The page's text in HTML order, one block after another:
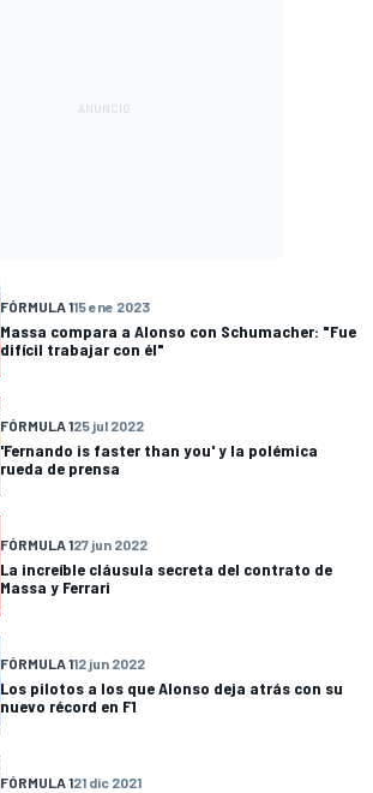
FÓRMULA 115 ene 2023
Massa compara a Alonso con Schumacher: "Fue
difícil trabajar con él"
FÓRMULA 125 jul 2022
'Fernando is faster than you' y la polémica
rueda de prensa
FÓRMULA 127 jun 2022
La increíble cláusula secreta del contrato de
Massa y Ferrari
FÓRMULA 112 jun 2022
Los pilotos a los que Alonso deja atrás con su
nuevo récord en F1
FÓRMULA 121 dic 2021